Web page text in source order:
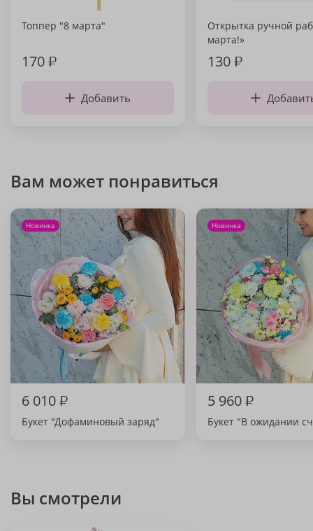
Топпер "8 марта"
170₽
Добавить
Открытка ручной
марта!»
130₽
Вам может понравиться
Новинка
6 010₽
Букет "Дофаминовый заряд"
Новинка
5 960₽
Букет "В ожидании
Вы смотрели